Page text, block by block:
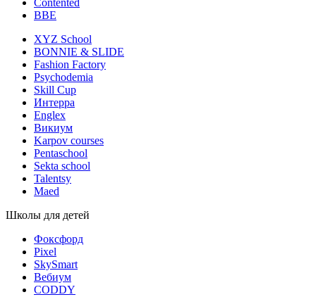
Contented
BBE
XYZ School
BONNIE & SLIDE
Fashion Factory
Psychodemia
Skill Cup
Интерра
Englex
Викиум
Karpov courses
Pentaschool
Sekta school
Talentsy
Maed
Школы для детей
Фоксфорд
Pixel
SkySmart
Вебиум
CODDY